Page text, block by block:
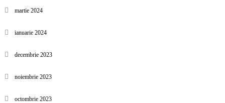
martie 2024
ianuarie 2024
decembrie 2023
noiembrie 2023
octombrie 2023